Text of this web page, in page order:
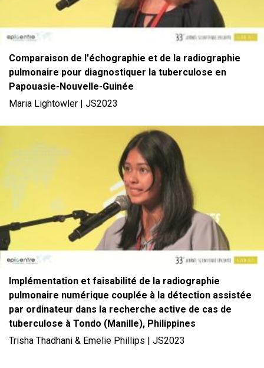
Comparaison de l'échographie et de la radiographie
pulmonaire pour diagnostiquer la tuberculose en
Papouasie-Nouvelle-Guinée
Maria Lightowler | JS2023
Implémentation et faisabilité de la radiographie
pulmonaire numérique couplée à la détection assistée
par ordinateur dans la recherche active de cas de
tuberculose à Tondo (Manille), Philippines
Trisha Thadhani & Emelie Phillips | JS2023